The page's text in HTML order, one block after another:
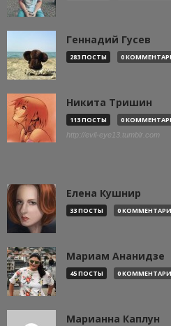
Геннадий Гусев
283 ПОСТЫ 0
Никита Тришин
113 ПОСТЫ 0
http://evil-eye13.tumblr.com
Елена Кушнир
33 ПОСТЫ 0
Мариам Ананидзе
45 ПОСТЫ 0
Марианна Каплун